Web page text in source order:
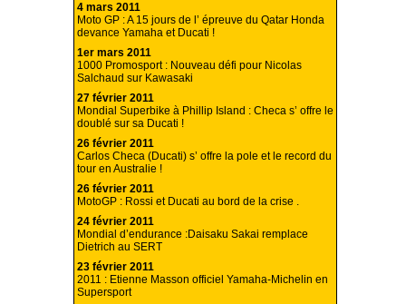
4 mars 2011
Moto GP : A 15 jours de l’ épreuve du Qatar Honda
devance Yamaha et Ducati !
1er mars 2011
1000 Promosport : Nouveau défi pour Nicolas
Salchaud sur Kawasaki
27 février 2011
Mondial Superbike à Phillip Island : Checa s’ offre le
doublé sur sa Ducati !
26 février 2011
Carlos Checa (Ducati) s’ offre la pole et le record du
tour en Australie !
26 février 2011
MotoGP : Rossi et Ducati au bord de la crise .
24 février 2011
Mondial d’endurance :Daisaku Sakai remplace
Dietrich au SERT
23 février 2011
2011 : Etienne Masson officiel Yamaha-Michelin en
Supersport